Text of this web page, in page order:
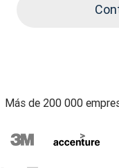
Más de 200 000